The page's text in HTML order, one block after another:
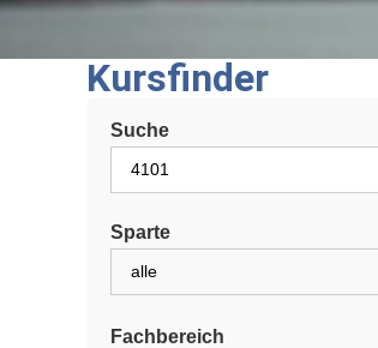
Kursfinder
Suche
Sparte
Fachbereich